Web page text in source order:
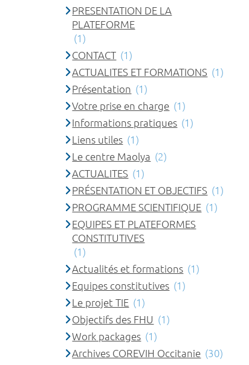
PRESENTATION DE LA
PLATEFORME
(1)
CONTACT (1)
ACTUALITES ET FORMATIONS (1)
Présentation (1)
Votre prise en charge (1)
Informations pratiques (1)
Liens utiles (1)
Le centre Maolya (2)
ACTUALITES (1)
PRÉSENTATION ET OBJECTIFS (1)
PROGRAMME SCIENTIFIQUE (1)
EQUIPES ET PLATEFORMES
CONSTITUTIVES
(1)
Actualités et formations (1)
Equipes constitutives (1)
Le projet TIE (1)
Objectifs des FHU (1)
Work packages (1)
Archives COREVIH Occitanie (30)